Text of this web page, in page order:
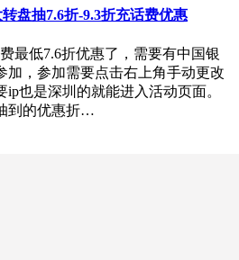
盘抽7.6折-9.3折充话费优惠
最低7.6折优惠了，需要有中国银
加，参加需要点击右上角手动更改
也是深圳的就能进入活动页面。
到的优惠折…